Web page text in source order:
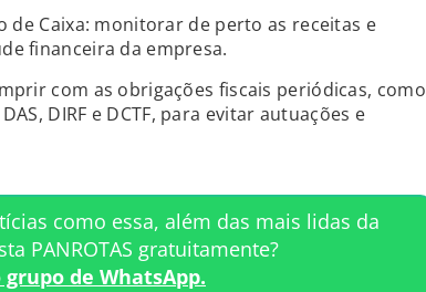
de Caixa: monitorar de perto as receitas e
financeira da empresa.
com as obrigações fiscais periódicas, como
DIRF e DCTF, para evitar autuações e
como essa, além das mais lidas da
PANROTAS gratuitamente?
de WhatsApp.